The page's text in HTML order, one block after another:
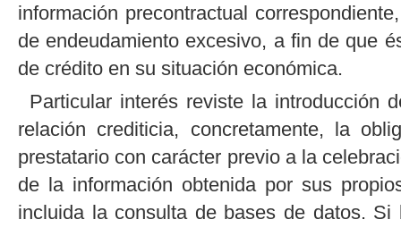
información precontractual
de endeudamiento excesivo, a fin de que
de crédito en su situación económica.
Particular interés reviste la introducción
relación crediticia, concretamente, la
prestatario con carácter previo a la
de la información obtenida por sus
incluida la consulta de bases de datos.